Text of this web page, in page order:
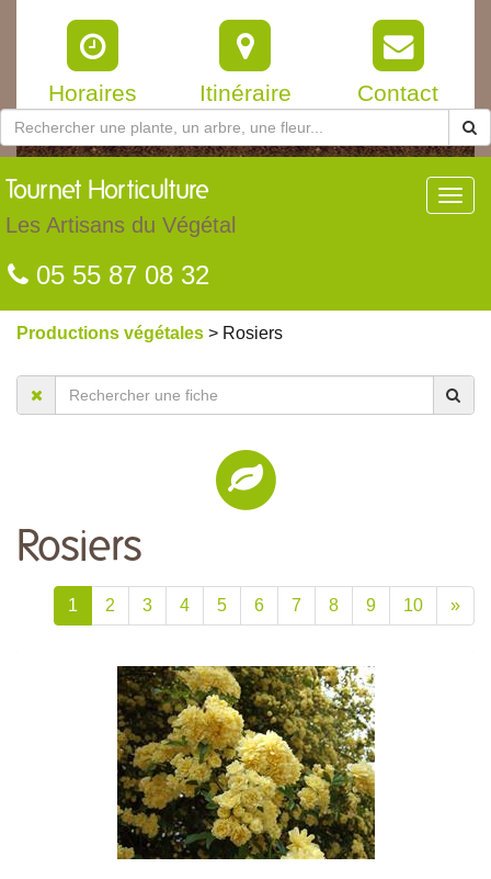
Horaires Itinéraire Contact
Tournet Horticulture
Les Artisans du Végétal
05 55 87 08 32
Productions végétales > Rosiers
Rosiers
1 2 3 4 5 6 7 8 9 10 »